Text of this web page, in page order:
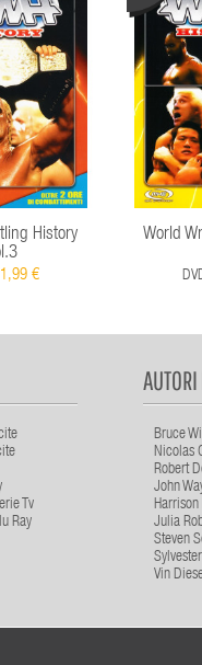
History
1,99 €
World
Tv
Ray
Bruce
Nicolas
Robert
John
Harrison
Julia
Steven
Vin